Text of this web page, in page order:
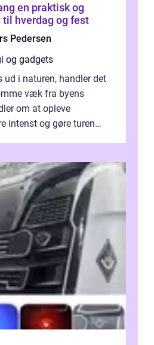
og
til hverdag og fest
Pedersen
og gadgets
ud i naturen, handler det
væk fra byens
om at opleve
intenst og gøre turen